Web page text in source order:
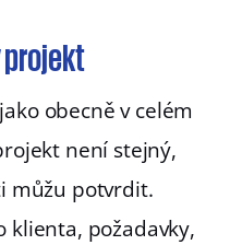
projekt
obecně v celém
není stejný,
můžu potvrdit.
klienta, požadavky,